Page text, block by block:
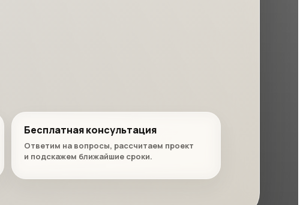
Бесплатная консультация
Ответим на вопросы, рассчитаем проект
и подскажем ближайшие сроки.